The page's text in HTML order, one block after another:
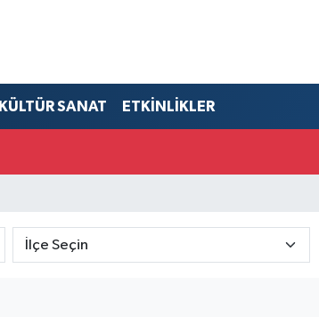
KÜLTÜR SANAT ETKİNLİKLER